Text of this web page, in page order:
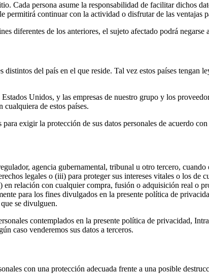
Cada persona asume la responsabilidad de facilitar dichos
permitirá continuar con la actividad o disfrutar de las ventajas
diferentes de los anteriores, el sujeto afectado podrá
distintos del país en el que reside. Tal vez estos países tengan
Unidos, y las empresas de nuestro grupo y los
cualquiera de estos países.
exigir la protección de sus datos personales de acuerdo
agencia gubernamental, tribunal u otro tercero,
legales o (iii) para proteger sus intereses vitales o los de
en relación con cualquier compra, fusión o adquisición real o
para los fines divulgados en la presente política de
se divulguen.
contemplados en la presente política de privacidad,
caso venderemos sus datos a terceros.
con una protección adecuada frente a una posible